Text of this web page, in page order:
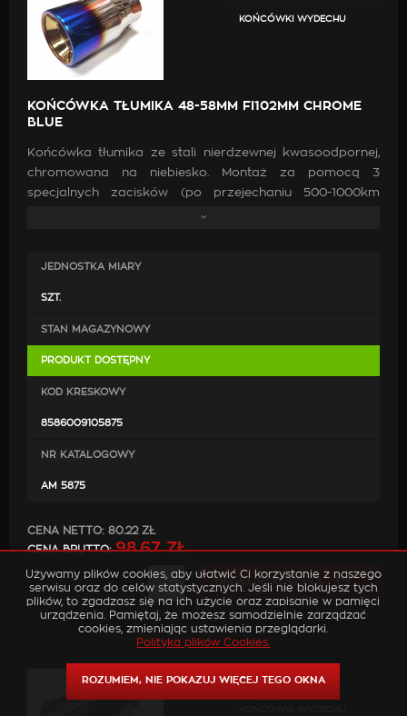
KOŃCÓWKI WYDECHU
KOŃCÓWKA TŁUMIKA 48-58MM FI102MM CHROME
BLUE
Końcówka tłumika ze stali nierdzewnej kwasoodpornej,
chromowana na niebiesko. Montaż za pomocą 3
specjalnych zacisków (po przejechaniu 500-1000km
prosimy o sprawdzenie dokręcenia śrób), końcówka
zamontować również na stałe poprzez przyspawanie.
JEDNOSTKA MIARY
SZT.
STAN MAGAZYNOWY
PRODUKT DOSTĘPNY
KOD KRESKOWY
8586009105875
NR KATALOGOWY
AM 5875
CENA NETTO: 80.22 ZŁ
CENA BRUTTO:98.67 ZŁ
DODAJ DO KOSZYKA
UKŁAD WYDECHOWY
Używamy plików cookies, aby ułatwić Ci korzystanie z naszego
serwisu oraz do celów statystycznych. Jeśli nie blokujesz tych
plików, to zgadzasz się na ich użycie oraz zapisanie w pamięci
urządzenia. Pamiętaj, że możesz samodzielnie zarządzać
cookies, zmieniając ustawienia przeglądarki.
Polityka plików Cookies.
ROZUMIEM, NIE POKAZUJ WIĘCEJ TEGO OKNA